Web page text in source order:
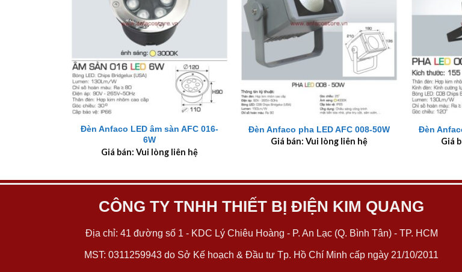
+
Đèn Anfaco LED âm sàn AFC 016-
6W
Giá bán: Vui lòng liên hệ
+
Đèn Anfaco pha LED AFC 008-50W
Giá bán: Vui lòng liên hệ
+
Đèn
Giá
CÔNG TY TNHH THIẾT BỊ ĐIỆN KIM QUANG
Địa chỉ: 41 đường số 1 - KDC Lý Chiêu Hoàng - P. An Lạc (Q. Bình Tân) - TP. HCM
MST: 0311259943 do Sở Kế hoạch & Đầu tư Tp. Hồ Chí Minh cấp ngày 21/10/2011